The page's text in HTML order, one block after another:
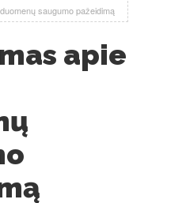
saugumo pažeidimą
apie